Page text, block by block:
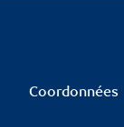
Coordonnées